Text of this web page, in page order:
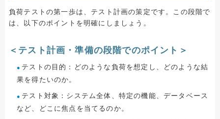
負荷テストの第一歩は、テスト計画の策定です。この段階で
は、以下のポイントを明確にしましょう。
＜テスト計画・準備の段階でのポイント＞
テストの目的：どのような負荷を想定し、どのような結
果を得たいのか。
テスト対象：システム全体、特定の機能、データベース
など、どこに焦点を当てるのか。